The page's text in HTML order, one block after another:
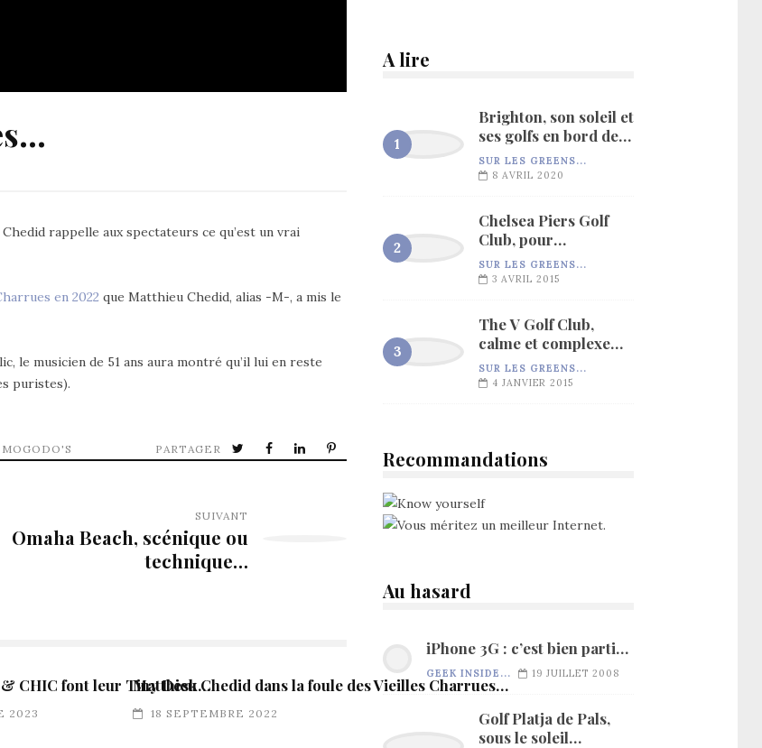
rappelle aux spectateurs ce qu’est un vrai
en 2022 que Matthieu Chedid, alias -M-, a mis le
le musicien de 51 ans aura montré qu’il lui en reste
puristes).
PARTAGER
SUIVANT
Omaha Beach, scénique ou
technique…
CHIC font leur Tiny Desk…
2023
Matthieu Chedid dans la foule des Vieilles Charrues…
18 SEPTEMBRE 2022
A lire
Brighton, son soleil et
ses golfs en bord de
mer…
SUR LES GREENS...
8 AVRIL 2020
Chelsea Piers Golf
Club, pour
l’entraînement…
SUR LES GREENS...
3 AVRIL 2015
The V Golf Club,
calme et complexe…
SUR LES GREENS...
4 JANVIER 2015
Recommandations
Au hasard
iPhone 3G : c’est bien parti…
GEEK INSIDE... 19 JUILLET 2008
Golf Platja de Pals,
sous le soleil…